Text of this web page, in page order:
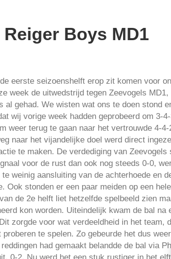
Boys MD1
eerste seizoenshelft erop zit komen voor
week de uitwedstrijd tegen Zeevogels
al gehad. We wisten wat ons te doen stond
wij vorige week hadden geprobeerd om 3-
weer terug te gaan naar het vertrouwde 4-4-
naar het vijandelijke doel werd direct
te maken. De verdediging van
voor de rust dan ook nog steeds 0-0,
weinig aansluiting van de achterhoede en
Ook stonden er een paar meiden op een
de 2e helft liet hetzelfde spelbeeld zien
kon worden. Uiteindelijk kwam de bal
zorgde voor wat verdeeldheid in het team,
te spelen. Zo gebeurde het dus
had gemaakt belandde de bal via